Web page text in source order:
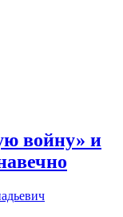
войну» и